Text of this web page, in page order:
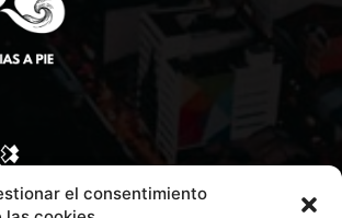
el consentimiento